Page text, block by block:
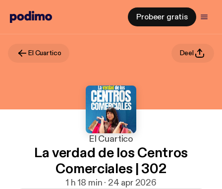
Probeer gratis
El Cuartico Deel
El Cuartico
La verdad de los Centros
Comerciales | 302
1 h 18 min · 24 apr 2026